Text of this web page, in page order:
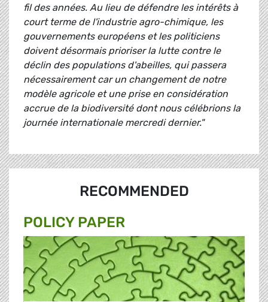
fil des années. Au lieu de défendre les intérêts à
court terme de l'industrie agro-chimique, les
gouvernements européens et les politiciens
doivent désormais prioriser la lutte contre le
déclin des populations d'abeilles, qui passera
nécessairement car un changement de notre
modèle agricole et une prise en considération
accrue de la biodiversité dont nous célébrions la
journée internationale mercredi dernier."
RECOMMENDED
POLICY PAPER